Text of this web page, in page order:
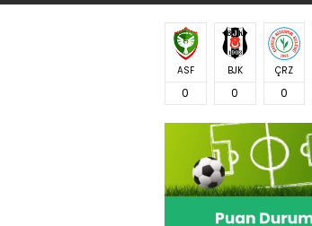
ASF
0
BJK
0
ÇRZ
0